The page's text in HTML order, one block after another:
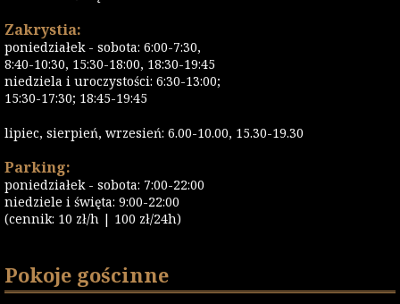
Zakrystia:
poniedziałek - sobota: 6:00-7:30,
8:40-10:30, 15:30-18:00, 18:30-19:45
niedziela i uroczystości: 6:30-13:00;
15:30-17:30; 18:45-19:45
lipiec, sierpień, wrzesień: 6.00-10.00, 15.30-19.30
Parking:
poniedziałek - sobota: 7:00-22:00
niedziele i święta: 9:00-22:00
(cennik: 10 zł/h | 100 zł/24h)
Pokoje gościnne